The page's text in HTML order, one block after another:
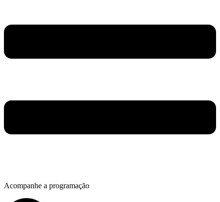
Acompanhe a programação